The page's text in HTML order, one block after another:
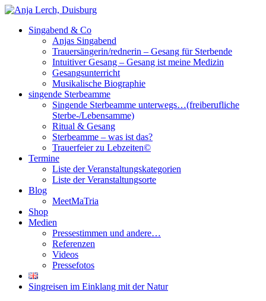
Anjas Welt
Singende Sterbeamme
Singabend & Co
Anjas Singabend
Trauersängerin/rednerin – Gesang für Sterbende
Intuitiver Gesang – Gesang ist meine Medizin
Gesangsunterricht
Musikalische Biographie
singende Sterbeamme
Singende Sterbeamme unterwegs…(freiberufliche
Sterbe-/Lebensamme)
Ritual & Gesang
Sterbeamme – was ist das?
Trauerfeier zu Lebzeiten©
Termine
Liste der Veranstaltungskategorien
Liste der Veranstaltungsorte
Blog
MeetMaTria
Shop
Medien
Pressestimmen und andere…
Referenzen
Videos
Pressefotos
Singreisen im Einklang mit der Natur